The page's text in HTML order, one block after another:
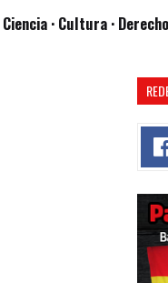
Ciencia · Cultura ·